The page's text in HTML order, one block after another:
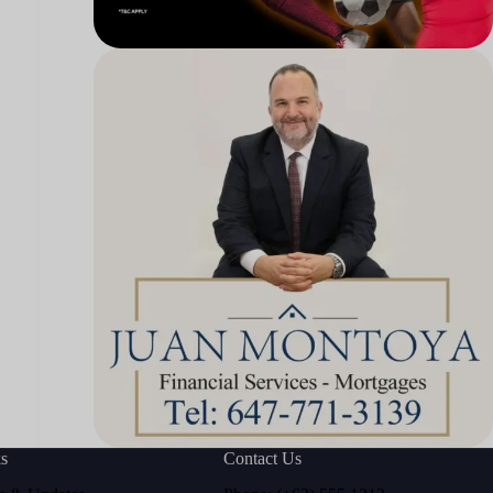
Contact Us